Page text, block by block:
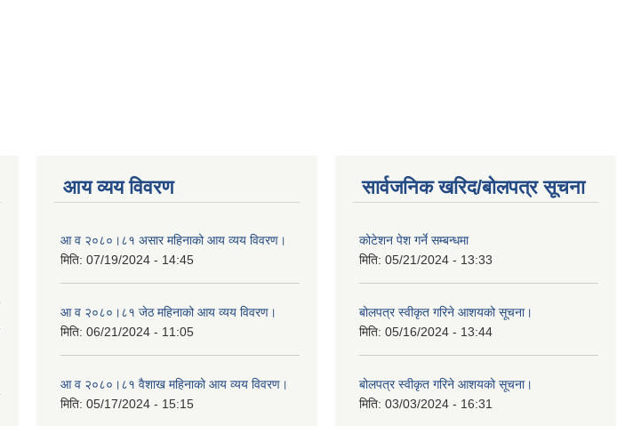
आय व्यय विवरण
आ व २०८०।८१ असार महिनाको आय व्यय विवरण।
मिति: 07/19/2024 - 14:45
आ व २०८०।८१ जेठ महिनाको आय व्यय विवरण।
मिति: 06/21/2024 - 11:05
आ व २०८०।८१ वैशाख महिनाको आय व्यय विवरण।
मिति: 05/17/2024 - 15:15
सार्वजनिक खरिद/बोलपत्र सूचना
कोटेशन पेश गर्ने सम्बन्धमा
मिति: 05/21/2024 - 13:33
बोलपत्र स्वीकृत गरिने आशयको सूचना।
मिति: 05/16/2024 - 13:44
बोलपत्र स्वीकृत गरिने आशयको सूचना।
मिति: 03/03/2024 - 16:31